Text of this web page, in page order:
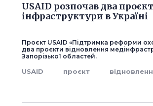
USAID розпочав два
інфраструктури в Україні
Проєкт USAID «Підтримка реформи
два проєкти відновлення
Запорізької областей.
USAID проєкт